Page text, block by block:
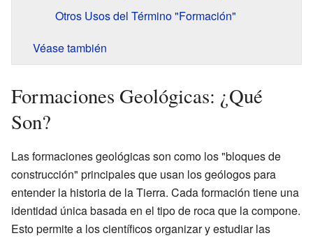
Otros Usos del Término "Formación"
Véase también
Formaciones Geológicas: ¿Qué
Son?
Las formaciones geológicas son como los "bloques de
construcción" principales que usan los geólogos para
entender la historia de la Tierra. Cada formación tiene una
identidad única basada en el tipo de roca que la compone.
Esto permite a los científicos organizar y estudiar las